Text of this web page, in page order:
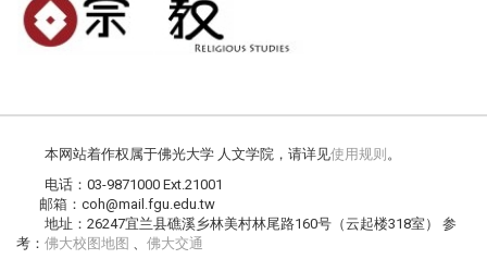
本网站着作权属于佛光大学 人文学院，请详见使用规则 。
电话：03-9871000 Ext.21001
邮箱：coh@mail.fgu.edu.tw
地址：26247宜兰县礁溪乡林美村林尾路160号（云起楼318室） 参
考： 佛大校图地图 、 佛大交通